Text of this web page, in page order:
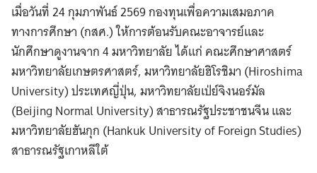
เมื่อวันที่ 24 กุมภาพันธ์ 2569 กองทุนเพื่อความเสมอภาค
ทางการศึกษา (กสศ.) ให้การต้อนรับคณะอาจารย์และ
นักศึกษาดูงานจาก 4 มหาวิทยาลัย ได้แก่ คณะศึกษาศาสตร์
มหาวิทยาลัยเกษตรศาสตร์, มหาวิทยาลัยฮิโรชิมา (Hiroshima
University) ประเทศญี่ปุ่น, มหาวิทยาลัยเป่ย์จิงนอร์มัล
(Beijing Normal University) สาธารณรัฐประชาชนจีน และ
มหาวิทยาลัยฮันกุก (Hankuk University of Foreign Studies)
สาธารณรัฐเกาหลีใต้